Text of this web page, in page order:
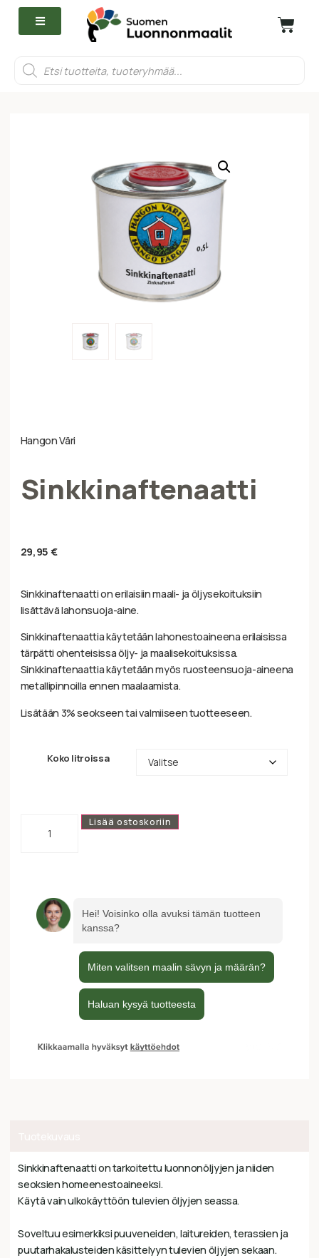
Hangon Väri
Sinkkinaftenaatti
29,95 €
Sinkkinaftenaatti on erilaisiin maali- ja öljysekoituksiin
lisättävä lahonsuoja-aine.
Sinkkinaftenaattia käytetään lahonestoaineena erilaisissa
tärpätti ohenteisissa öljy- ja maalisekoituksissa.
Sinkkinaftenaattia käytetään myös ruosteensuoja-aineena
metallipinnoilla ennen maalaamista.
Lisätään 3% seokseen tai valmiiseen tuotteeseen.
Koko litroissa
Lisää ostoskoriin
Sinkkinaftenaatti on tarkoitettu luonnonöljyjen ja niiden
seoksien homeenestoaineeksi.
Käytä vain ulkokäyttöön tulevien öljyjen seassa.
Soveltuu esimerkiksi puuveneiden, laitureiden, terassien ja
puutarhakalusteiden käsittelyyn tulevien öljyjen sekaan.